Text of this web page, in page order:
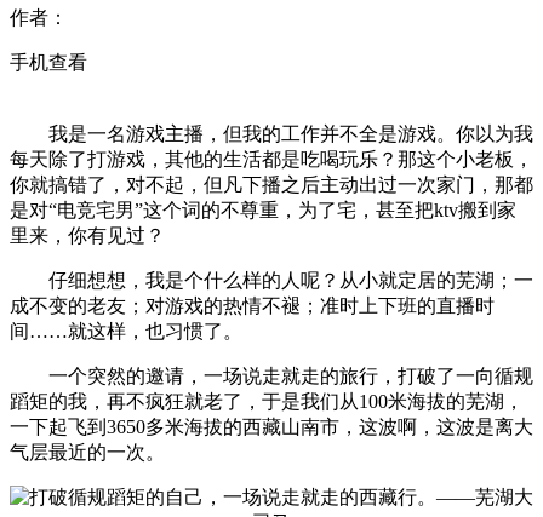
作者：
手机查看
我是一名游戏主播，但我的工作并不全是游戏。你以为我
每天除了打游戏，其他的生活都是吃喝玩乐？那这个小老板，
你就搞错了，对不起，但凡下播之后主动出过一次家门，那都
是对“电竞宅男”这个词的不尊重，为了宅，甚至把ktv搬到家
里来，你有见过？
仔细想想，我是个什么样的人呢？从小就定居的芜湖；一
成不变的老友；对游戏的热情不褪；准时上下班的直播时
间……就这样，也习惯了。
一个突然的邀请，一场说走就走的旅行，打破了一向循规
蹈矩的我，再不疯狂就老了，于是我们从100米海拔的芜湖，
一下起飞到3650多米海拔的西藏山南市，这波啊，这波是离大
气层最近的一次。